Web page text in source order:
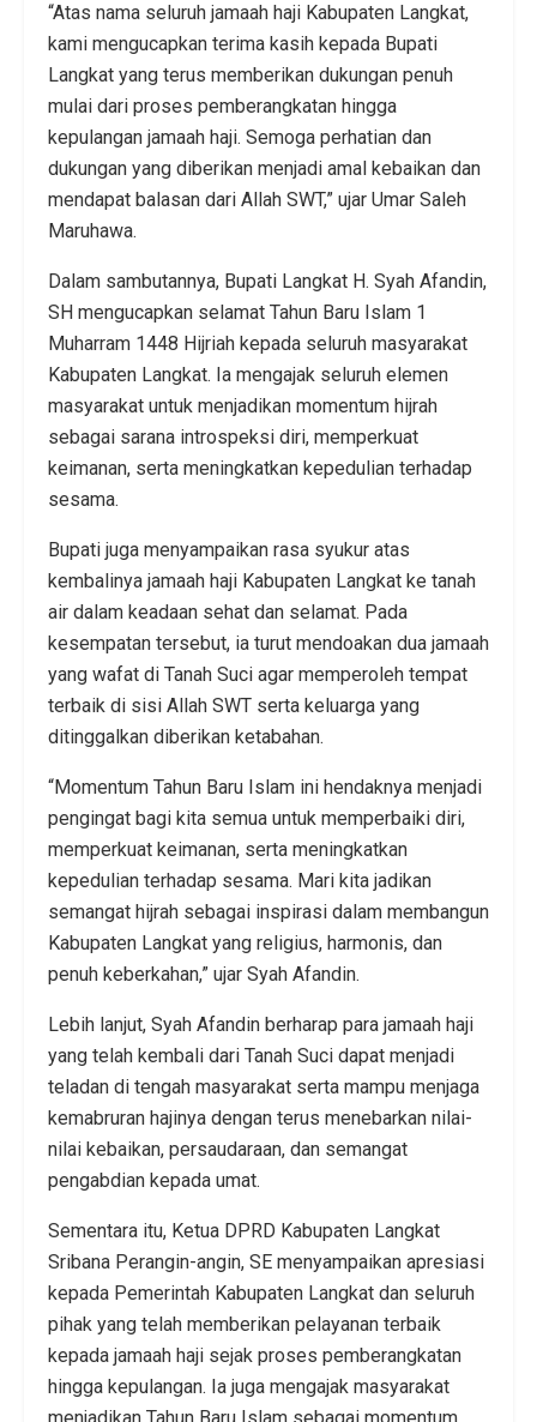
“Atas nama seluruh jamaah haji Kabupaten Langkat,
kami mengucapkan terima kasih kepada Bupati
Langkat yang terus memberikan dukungan penuh
mulai dari proses pemberangkatan hingga
kepulangan jamaah haji. Semoga perhatian dan
dukungan yang diberikan menjadi amal kebaikan dan
mendapat balasan dari Allah SWT,” ujar Umar Saleh
Maruhawa.
Dalam sambutannya, Bupati Langkat H. Syah Afandin,
SH mengucapkan selamat Tahun Baru Islam 1
Muharram 1448 Hijriah kepada seluruh masyarakat
Kabupaten Langkat. Ia mengajak seluruh elemen
masyarakat untuk menjadikan momentum hijrah
sebagai sarana introspeksi diri, memperkuat
keimanan, serta meningkatkan kepedulian terhadap
sesama.
Bupati juga menyampaikan rasa syukur atas
kembalinya jamaah haji Kabupaten Langkat ke tanah
air dalam keadaan sehat dan selamat. Pada
kesempatan tersebut, ia turut mendoakan dua jamaah
yang wafat di Tanah Suci agar memperoleh tempat
terbaik di sisi Allah SWT serta keluarga yang
ditinggalkan diberikan ketabahan.
“Momentum Tahun Baru Islam ini hendaknya menjadi
pengingat bagi kita semua untuk memperbaiki diri,
memperkuat keimanan, serta meningkatkan
kepedulian terhadap sesama. Mari kita jadikan
semangat hijrah sebagai inspirasi dalam membangun
Kabupaten Langkat yang religius, harmonis, dan
penuh keberkahan,” ujar Syah Afandin.
Lebih lanjut, Syah Afandin berharap para jamaah haji
yang telah kembali dari Tanah Suci dapat menjadi
teladan di tengah masyarakat serta mampu menjaga
kemabruran hajinya dengan terus menebarkan nilai-
nilai kebaikan, persaudaraan, dan semangat
pengabdian kepada umat.
Sementara itu, Ketua DPRD Kabupaten Langkat
Sribana Perangin-angin, SE menyampaikan apresiasi
kepada Pemerintah Kabupaten Langkat dan seluruh
pihak yang telah memberikan pelayanan terbaik
kepada jamaah haji sejak proses pemberangkatan
hingga kepulangan. Ia juga mengajak masyarakat